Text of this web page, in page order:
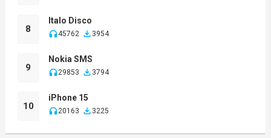
8
Italo Disco
45762 3954
9
Nokia SMS
29853 3794
10
iPhone 15
20163 3225